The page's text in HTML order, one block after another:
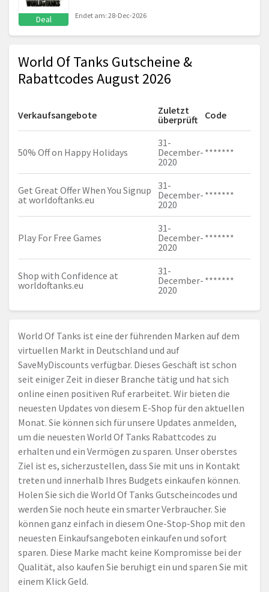
Deal Endet am: 28-Dec-2026
World Of Tanks Gutscheine &
Rabattcodes August 2026
Verkaufsangebote
Zuletzt
überprüft
Code
50% Off on Happy Holidays
31-
December-
2020
*******
Get Great Offer When You Signup
at worldoftanks.eu
31-
December-
2020
*******
Play For Free Games
31-
December-
2020
*******
Shop with Confidence at
worldoftanks.eu
31-
December-
2020
*******
World Of Tanks ist eine der führenden Marken auf dem
virtuellen Markt in Deutschland und auf
SaveMyDiscounts verfügbar. Dieses Geschäft ist schon
seit einiger Zeit in dieser Branche tätig und hat sich
online einen positiven Ruf erarbeitet. Wir bieten die
neuesten Updates von diesem E-Shop für den aktuellen
Monat. Sie können sich für unsere Updates anmelden,
um die neuesten World Of Tanks Rabattcodes zu
erhalten und ein Vermögen zu sparen. Unser oberstes
Ziel ist es, sicherzustellen, dass Sie mit uns in Kontakt
treten und innerhalb Ihres Budgets einkaufen können.
Holen Sie sich die World Of Tanks Gutscheincodes und
werden Sie noch heute ein smarter Verbraucher. Sie
können ganz einfach in diesem One-Stop-Shop mit den
neuesten Einkaufsangeboten einkaufen und sofort
sparen. Diese Marke macht keine Kompromisse bei der
Qualität, also kaufen Sie beruhigt ein und sparen Sie mit
einem Klick Geld.